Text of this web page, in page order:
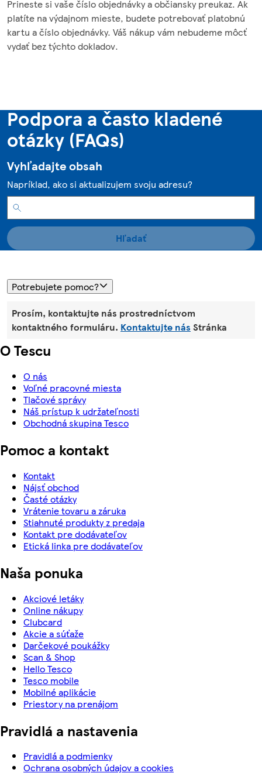
Prineste si vaše číslo objednávky a občiansky preukaz. Ak
platíte na výdajnom mieste, budete potrebovať platobnú
kartu a číslo objednávky. Váš nákup vám nebudeme môcť
vydať bez týchto dokladov.
Podpora a často kladené
otázky (FAQs)
Vyhľadajte obsah
Napríklad, ako si aktualizujem svoju adresu?
Hľadať
Potrebujete pomoc?
Prosím, kontaktujte nás prostredníctvom
kontaktného formuláru. Kontaktujte nás Stránka
O Tescu
O nás
Voľné pracovné miesta
Tlačové správy
Náš prístup k udržateľnosti
Obchodná skupina Tesco
Pomoc a kontakt
Kontakt
Nájsť obchod
Časté otázky
Vrátenie tovaru a záruka
Stiahnuté produkty z predaja
Kontakt pre dodávateľov
Etická linka pre dodávateľov
Naša ponuka
Akciové letáky
Online nákupy
Clubcard
Akcie a súťaže
Darčekové poukážky
Scan & Shop
Hello Tesco
Tesco mobile
Mobilné aplikácie
Priestory na prenájom
Pravidlá a nastavenia
Pravidlá a podmienky
Ochrana osobných údajov a cookies